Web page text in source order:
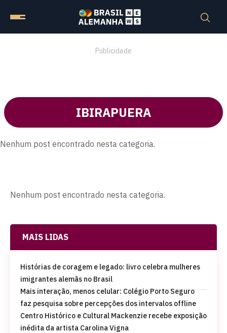
Publicidade
IBIRAPUERA
Nenhum post encontrado nesta categoria.
Nenhum post encontrado nesta categoria.
MAIS LIDAS
Histórias de coragem e legado: livro celebra mulheres
imigrantes alemãs no Brasil
Mais interação, menos celular: Colégio Porto Seguro
faz pesquisa sobre percepções dos intervalos offline
Centro Histórico e Cultural Mackenzie recebe exposição
inédita da artista Carolina Vigna